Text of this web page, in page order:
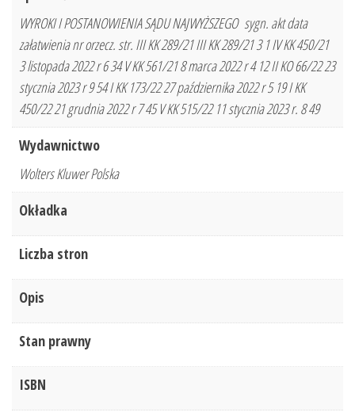
WYROKI I POSTANOWIENIA SĄDU NAJWYŻSZEGO sygn. akt data
załatwienia nr orzecz. str. III KK 289/21 III KK 289/21 3 1 IV KK 450/21
3 listopada 2022 r 6 34 V KK 561/21 8 marca 2022 r 4 12 II KO 66/22 23
stycznia 2023 r 9 54 I KK 173/22 27 października 2022 r 5 19 I KK
450/22 21 grudnia 2022 r 7 45 V KK 515/22 11 stycznia 2023 r. 8 49
Wydawnictwo
Wolters Kluwer Polska
Okładka
Liczba stron
Opis
Stan prawny
ISBN